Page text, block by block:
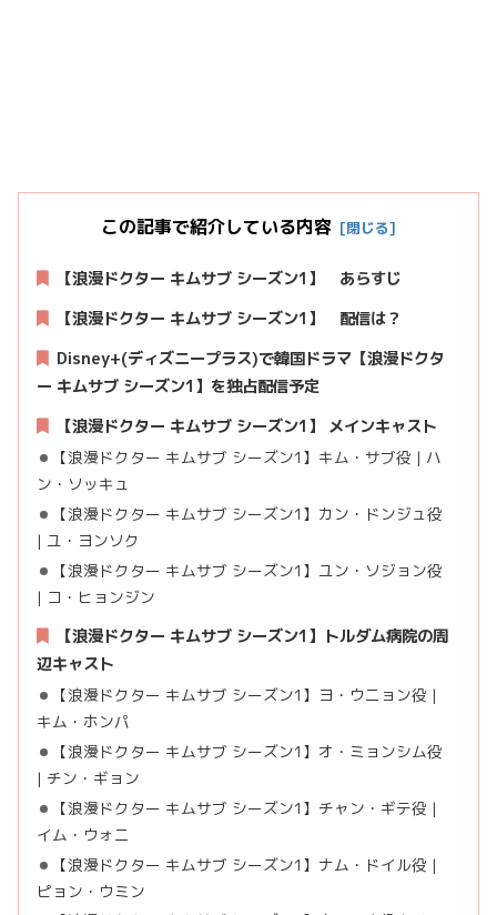
この記事で紹介している内容
【浪漫ドクター キムサブ シーズン1】 あらすじ
【浪漫ドクター キムサブ シーズン1】 配信は？
Disney+(ディズニープラス)で韓国ドラマ【浪漫ドクタ
ー キムサブ シーズン1】を独占配信予定
【浪漫ドクター キムサブ シーズン1】 メインキャスト
【浪漫ドクター キムサブ シーズン1】キム・サブ役 | ハ
ン・ソッキュ
【浪漫ドクター キムサブ シーズン1】カン・ドンジュ役
| ユ・ヨンソク
【浪漫ドクター キムサブ シーズン1】ユン・ソジョン役
| コ・ヒョンジン
【浪漫ドクター キムサブ シーズン1】トルダム病院の周
辺キャスト
【浪漫ドクター キムサブ シーズン1】ヨ・ウニョン役 |
キム・ホンパ
【浪漫ドクター キムサブ シーズン1】オ・ミョンシム役
| チン・ギョン
【浪漫ドクター キムサブ シーズン1】チャン・ギテ役 |
イム・ウォニ
【浪漫ドクター キムサブ シーズン1】ナム・ドイル役 |
ピョン・ウミン